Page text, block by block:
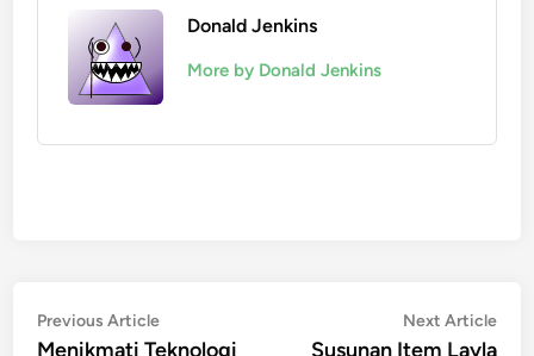
Donald Jenkins
More by Donald Jenkins
Post
Previous ArticlePrevious
article:
Menikmati Teknologi
Next Article
Susunan Item Layla